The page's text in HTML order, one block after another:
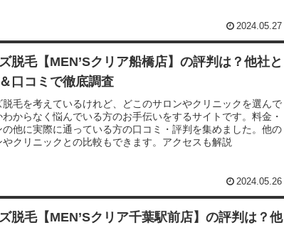
2024.05.27
脱毛【MEN’Sクリア船橋店】の評判は？他社と
口コミで徹底調査
脱毛を考えているけれど、どこのサロンやクリニックを選んで
わからなく悩んでいる方のお手伝いをするサイトです。料金・
の他に実際に通っている方の口コミ・評判を集めました。他の
やクリニックとの比較もできます。アクセスも解説
2024.05.26
脱毛【MEN’Sクリア千葉駅前店】の評判は？他